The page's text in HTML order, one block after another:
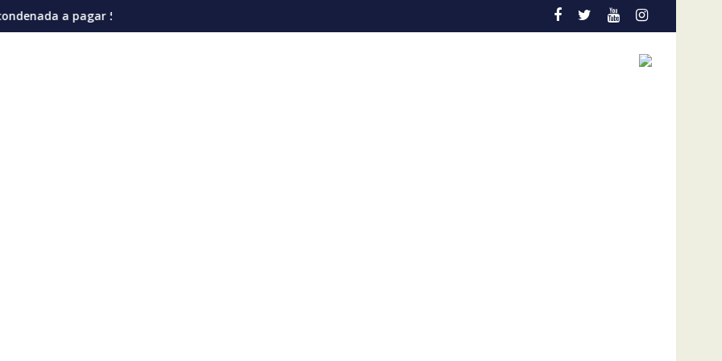
la actual coyuntura
de dólares por afectaciones a la salud mental de los niños
Vozinha genera furor en su presentación en el Colo Colo de ChileGobierno y oposición de Venezuela instalan un